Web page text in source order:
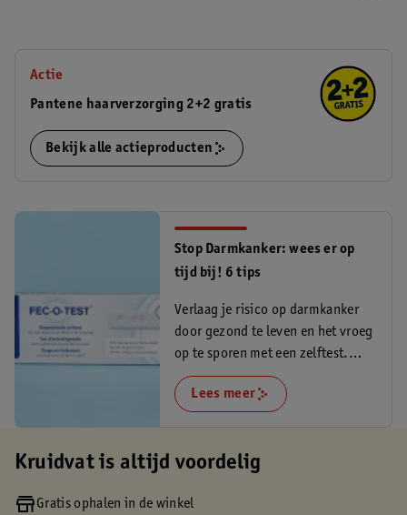
Actie
Pantene haarverzorging 2+2 gratis
Bekijk alle actieproducten
Stop Darmkanker: wees er op
tijd bij! 6 tips
Verlaag je risico op darmkanker
door gezond te leven en het vroeg
op te sporen met een zelftest.
Lees meer!
Lees meer
Kruidvat is altijd voordelig
Gratis ophalen in de winkel